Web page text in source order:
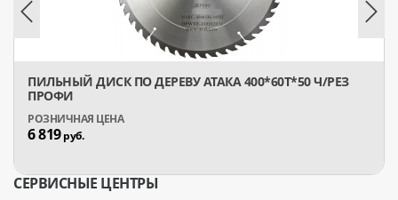
ПИЛЬНЫЙ ДИСК ПО ДЕРЕВУ АТАКА 400*60T*50 Ч/РЕЗ
ПРОФИ
6 819руб.
СЕРВИСНЫЕ ЦЕНТРЫ